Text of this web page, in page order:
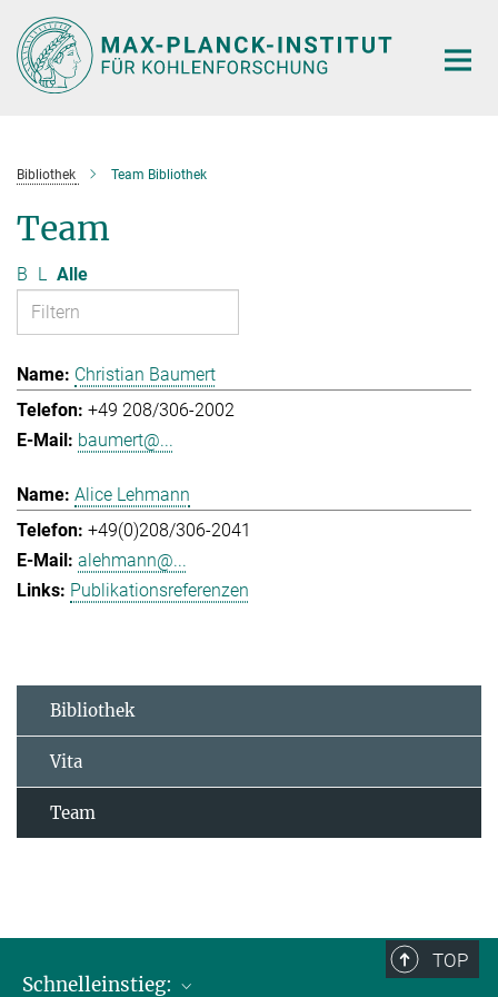
Hauptinhalt
Bibliothek Team Bibliothek
Team
B L Alle
Christian Baumert
+49 208/306-2002
baumert@...
Alice Lehmann
+49(0)208/306-2041
alehmann@...
Publikationsreferenzen
Bibliothek
Vita
Team
TOP
Schnelleinstieg: